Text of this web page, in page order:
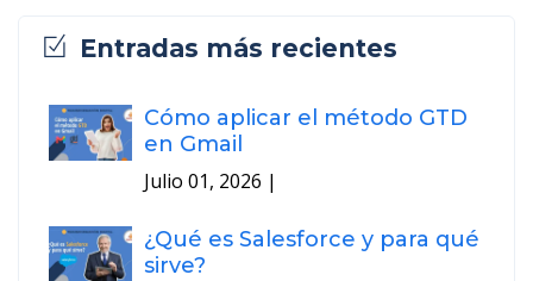
Entradas más recientes
Cómo aplicar el método GTD
en Gmail
Julio 01, 2026 |
¿Qué es Salesforce y para qué
sirve?